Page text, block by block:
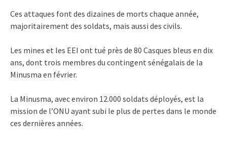
Ces attaques font des dizaines de morts chaque année,
majoritairement des soldats, mais aussi des civils.
Les mines et les EEI ont tué près de 80 Casques bleus en dix
ans, dont trois membres du contingent sénégalais de la
Minusma en février.
La Minusma, avec environ 12.000 soldats déployés, est la
mission de l’ONU ayant subi le plus de pertes dans le monde
ces dernières années.